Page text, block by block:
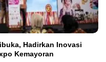
Hadirkan Inovasi
Kemayoran